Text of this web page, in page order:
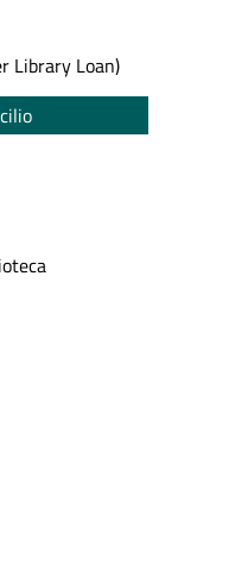
Library Loan)